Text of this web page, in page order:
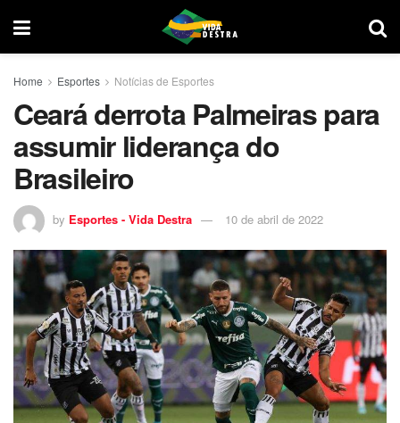
Home Esportes Notícias de Esportes
Ceará derrota Palmeiras para
assumir liderança do
Brasileiro
by Esportes - Vida Destra 10 de abril de 2022